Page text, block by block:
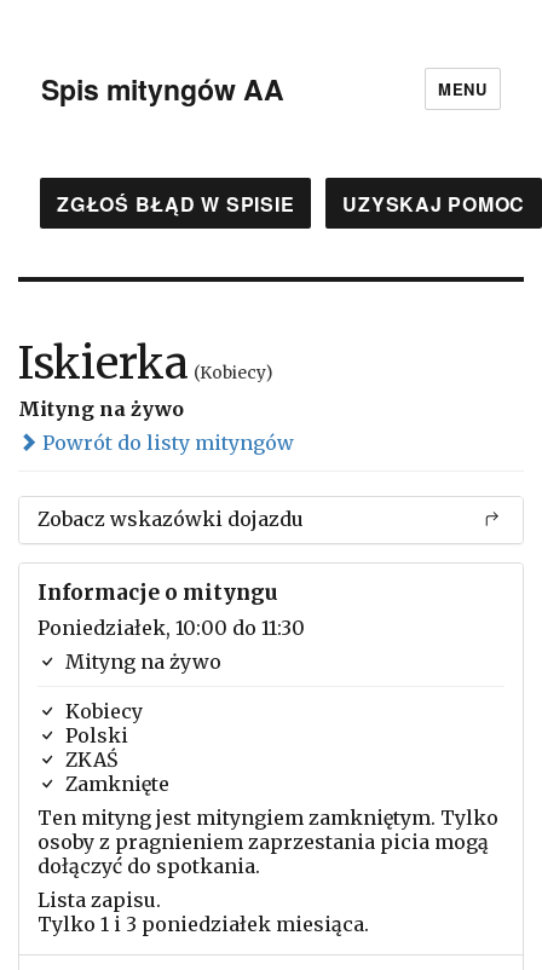
Spis mityngów AA MENU
ZGŁOŚ BŁĄD W SPISIE UZYSKAJ POMOC
Iskierka (Kobiecy)
Mityng na żywo
Powrót do listy mityngów
Zobacz wskazówki dojazdu
Informacje o mityngu
Poniedziałek, 10:00 do 11:30
Mityng na żywo
Kobiecy
Polski
ZKAŚ
Zamknięte
Ten mityng jest mityngiem zamkniętym. Tylko
osoby z pragnieniem zaprzestania picia mogą
dołączyć do spotkania.
Lista zapisu.
Tylko 1 i 3 poniedziałek miesiąca.